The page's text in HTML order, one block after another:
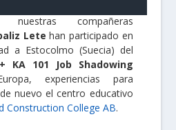
nuestras compañeras
Lete han participado en
a Estocolmo (Suecia) del
KA 101 Job Shadowing
experiencias para
nuevo el centro educativo
Construction College AB.